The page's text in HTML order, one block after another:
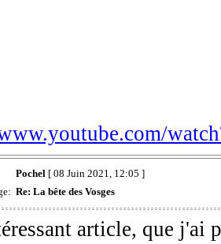
Pochel[ 08 Juin 2021, 12:05 ]
Re: La bête des Vosges
article, que j'ai